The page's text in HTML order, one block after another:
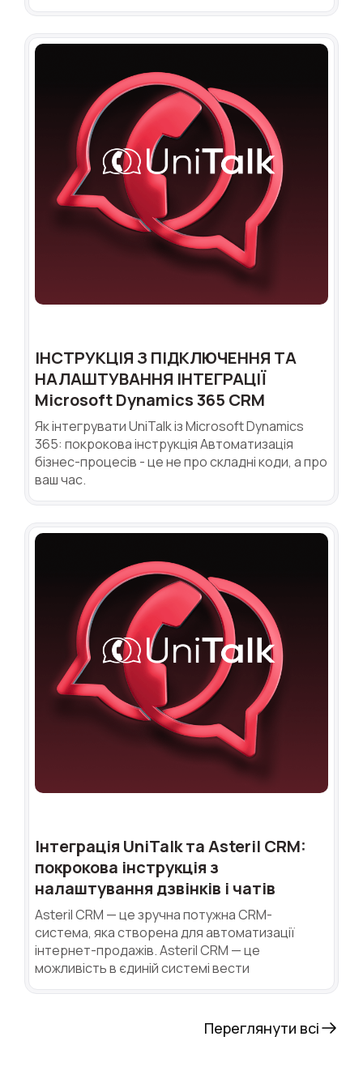
ІНСТРУКЦІЯ З ПІДКЛЮЧЕННЯ ТА
НАЛАШТУВАННЯ ІНТЕГРАЦІЇ
Microsoft Dynamics 365 CRM
Як інтегрувати UniTalk із Microsoft Dynamics
365: покрокова інструкція Автоматизація
бізнес-процесів - це не про складні коди, а про
ваш час.
Інтеграція UniTalk та Asteril CRM:
покрокова інструкція з
налаштування дзвінків і чатів
Asteril CRM — це зручна потужна CRM-
система, яка створена для автоматизації
інтернет-продажів. Asteril CRM — це
можливість в єдиній системі вести
Переглянути всі